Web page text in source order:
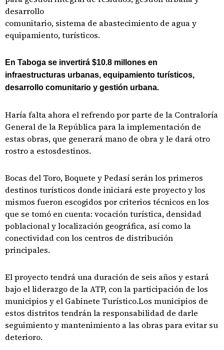
desarrollo
comunitario, sistema de abastecimiento de agua y
equipamiento, turísticos.
En Taboga se invertirá $10.8 millones en
infraestructuras urbanas, equipamiento turísticos,
desarrollo comunitario y gestión urbana.
Haría falta ahora el refrendo por parte de la Contraloría
General de la República para la implementación de
estas obras, que generará mano de obra y le dará otro
rostro a estosdestinos.
Bocas del Toro, Boquete y Pedasí serán los primeros
destinos turísticos donde iniciará este proyecto y los
mismos fueron escogidos por criterios técnicos en los
que se tomó en cuenta: vocación turística, densidad
poblacional y localización geográfica, así como la
conectividad con los centros de distribución
principales.
El proyecto tendrá una duración de seis años y estará
bajo el liderazgo de la ATP, con la participación de los
municipios y el Gabinete Turístico.Los municipios de
estos distritos tendrán la responsabilidad de darle
seguimiento y mantenimiento a las obras para evitar su
deterioro.